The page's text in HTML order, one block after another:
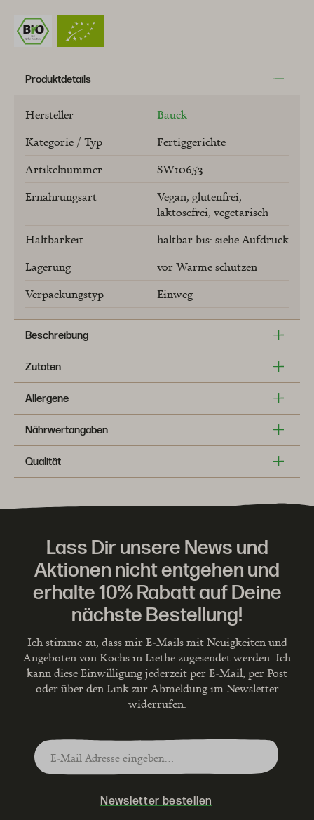
Produktdetails
Hersteller
Bauck
Kategorie / Typ
Fertiggerichte
Artikelnummer
SW10653
Ernährungsart
Vegan glutenfrei
laktosefrei vegetarisch
Haltbarkeit
haltbar bis: siehe Aufdruck
Lagerung
vor Wärme schützen
Verpackungstyp
Einweg
Beschreibung
Zutaten
Allergene
Nährwertangaben
Qualität
Lass Dir unsere News und
Aktionen nicht entgehen und
erhalte 10% Rabatt auf Deine
nächste Bestellung!
Ich stimme zu, dass mir E-Mails mit Neuigkeiten und
Angeboten von Kochs in Liethe zugesendet werden. Ich
kann diese Einwilligung jederzeit per E-Mail, per Post
oder über den Link zur Abmeldung im Newsletter
widerrufen.
Newsletter bestellen